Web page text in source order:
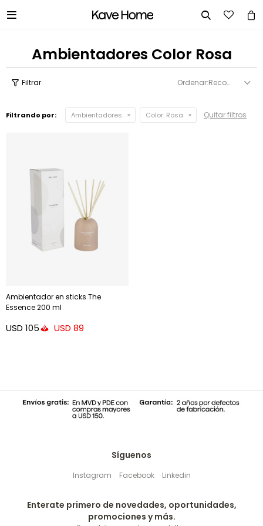
 
Ambientadores Color Rosa
Recomendados
Filtrando por: Ambientadores Color: Rosa Quitar filtros
Ambientador en sticks The
Essence 200 ml
USD 105 USD 89
Síguenos
Instagram Facebook Linkedin
Enterate primero de novedades, oportunidades,
promociones y más.